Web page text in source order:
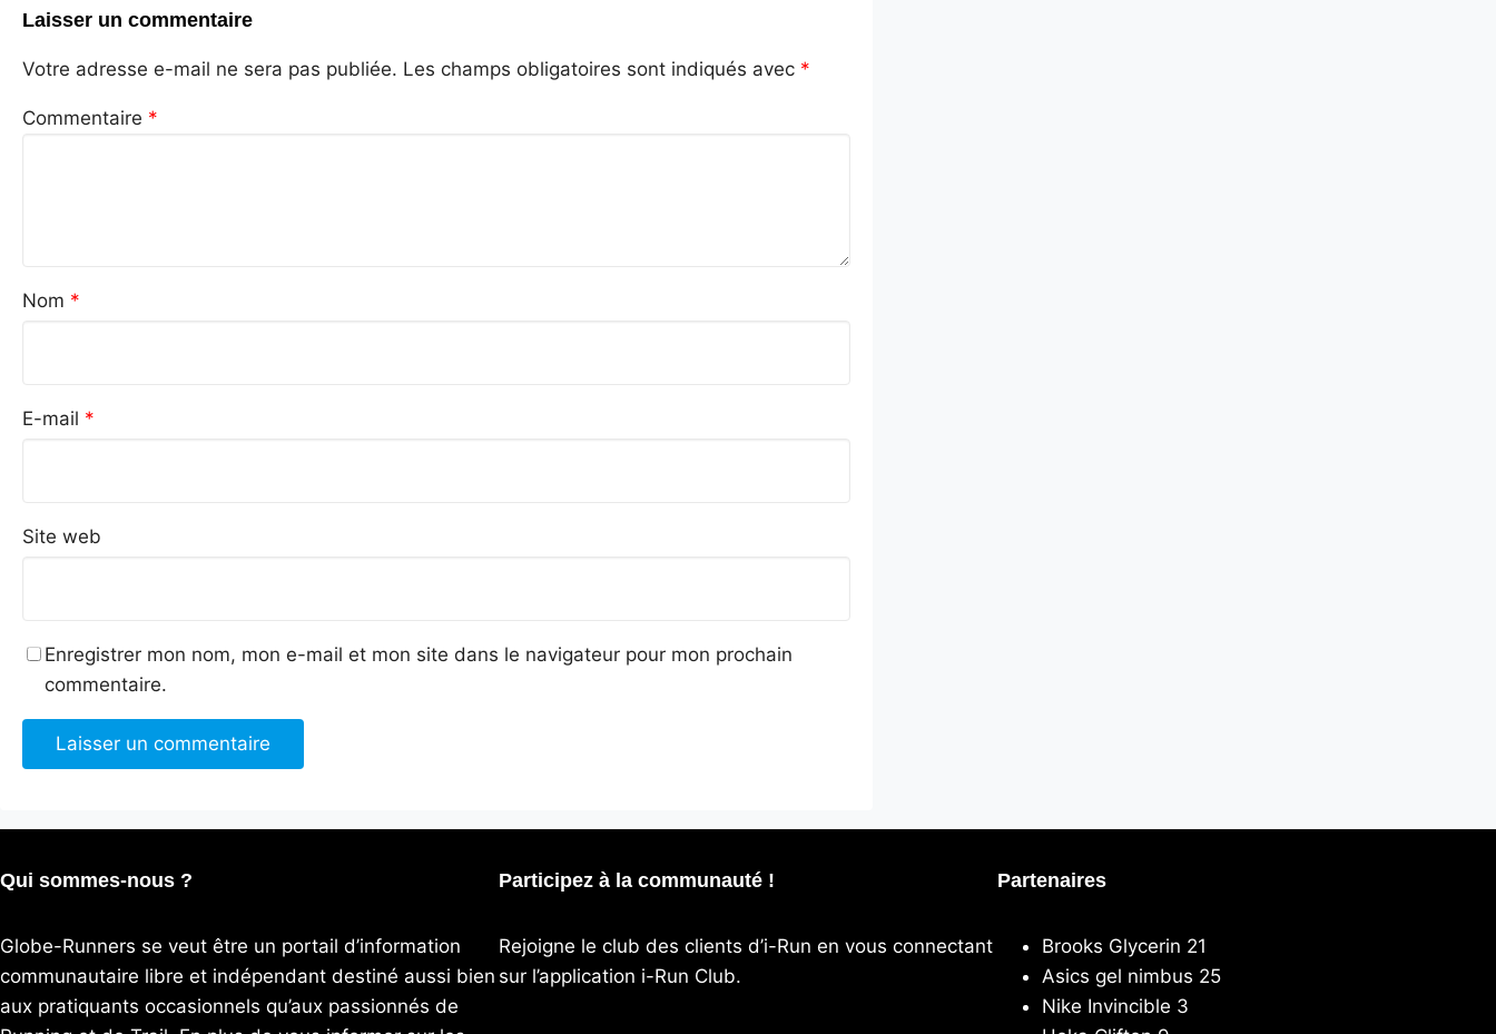
Laisser un commentaire
Votre adresse e-mail ne sera pas publiée. Les champs obligatoires sont indiqués avec *
Commentaire *
Nom *
E-mail *
Site web
Enregistrer mon nom, mon e-mail et mon site dans le navigateur pour mon prochain
commentaire.
Qui sommes-nous ?
Globe-Runners se veut être un portail d’information
communautaire libre et indépendant destiné aussi bien
aux pratiquants occasionnels qu’aux passionnés de
Participez à la communauté !
Rejoigne le club des clients d’i-Run en vous connectant
sur l’application i-Run Club.
Partenaires
Brooks Glycerin 21
Asics gel nimbus 25
Nike Invincible 3